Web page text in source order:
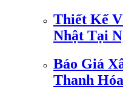
Thiết Kế
Nhật Tại
Báo Giá
Thanh